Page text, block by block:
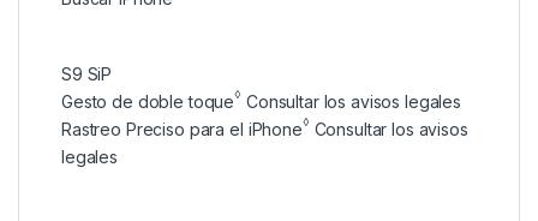
S9 SiP
Gesto de doble toque◊ Consultar los avisos legales
Rastreo Preciso para el iPhone◊Consultar los avisos
legales